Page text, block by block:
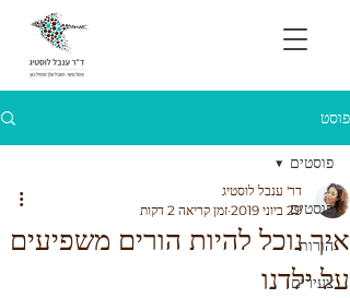
פוסט
פוסטים
הורות
צעירים
פוסטים
איך נוכל להיות הורים משפיעים
על ילדנו
דר' ענבל לוסטיג
29 ביוני 2019
זמן קריאה 2 דקות